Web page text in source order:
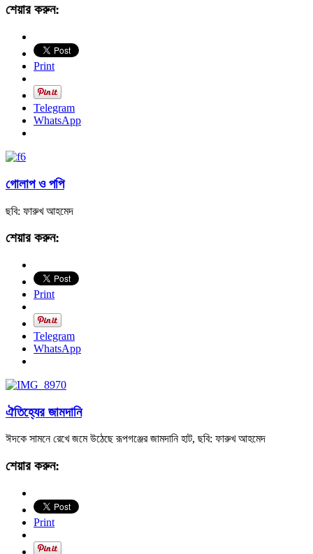
শেয়ার করুন:
Print
Telegram
WhatsApp
গোলাপ ও পপি
ছবি: ফারুখ আহমেদ
শেয়ার করুন:
Print
Telegram
WhatsApp
ঐতিহ্যের জামদানি
ঈদকে সামনে রেখে জমে উঠেছে রূপগঞ্জের জামদানি হাট, ছবি: ফারুখ আহমেদ
শেয়ার করুন:
Print